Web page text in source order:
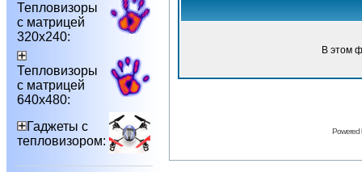
Тепловизоры
с матрицей
320х240:
Тепловизоры
с матрицей
640х480:
Гаджеты с
тепловизором:
В этом
Powered